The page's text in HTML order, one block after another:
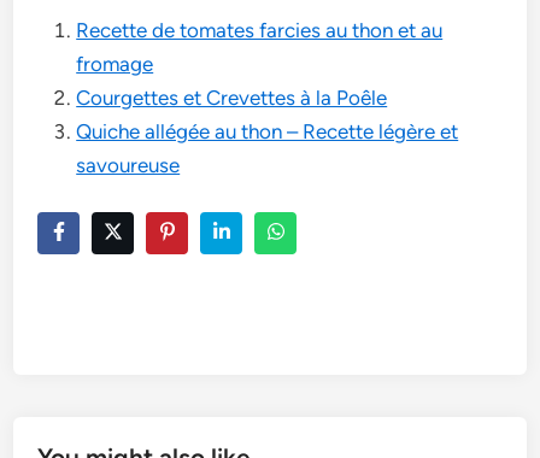
Recette de tomates farcies au thon et au
fromage
Courgettes et Crevettes à la Poêle
Quiche allégée au thon – Recette légère et
savoureuse